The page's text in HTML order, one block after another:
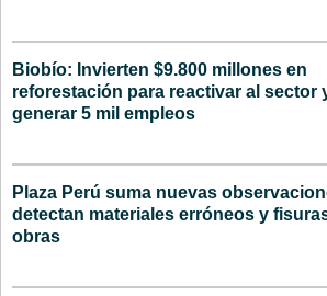
Biobío: Invierten $9.800 millones en
reforestación para reactivar al sector
generar 5 mil empleos
Plaza Perú suma nuevas
detectan materiales erróneos y
obras